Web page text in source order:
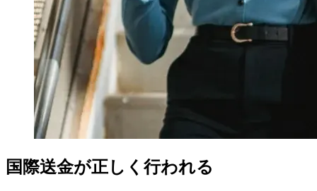
国際送金が正しく行われる